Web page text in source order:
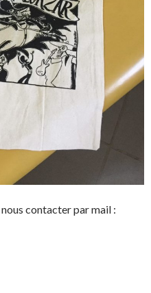
contacter par mail :